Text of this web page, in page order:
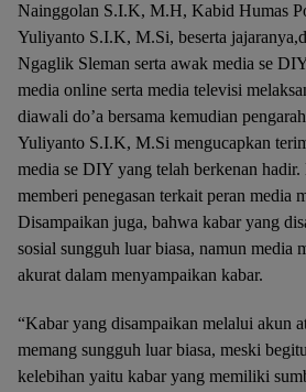
Nainggolan S.I.K, M.H, Kabid Humas
Yuliyanto S.I.K, M.Si, beserta
Ngaglik Sleman serta awak media se
media online serta media televisi
diawali do’a bersama kemudian
Yuliyanto S.I.K, M.Si mengucapkan
media se DIY yang telah berkenan
memberi penegasan terkait peran media
Disampaikan juga, bahwa kabar yang
sosial sungguh luar biasa, namun media
akurat dalam menyampaikan kabar.
“Kabar yang disampaikan melalui akun
memang sungguh luar biasa, meski
kelebihan yaitu kabar yang memiliki